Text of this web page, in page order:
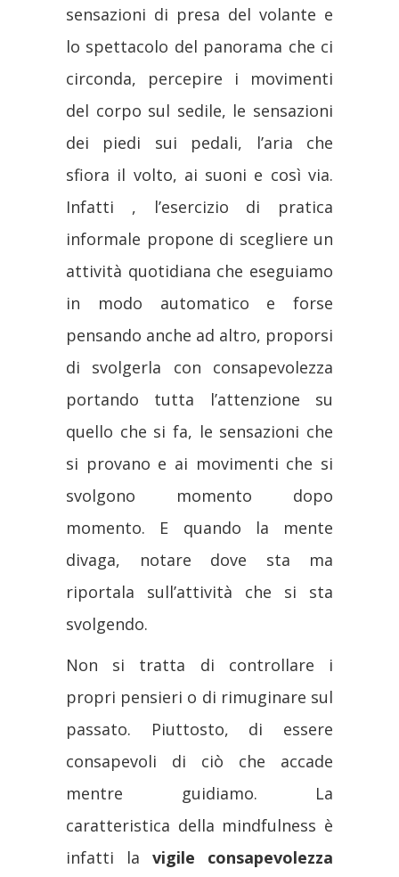
sensazioni di presa del volante e
lo spettacolo del panorama che ci
circonda, percepire i movimenti
del corpo sul sedile, le sensazioni
dei piedi sui pedali, l’aria che
sfiora il volto, ai suoni e così via.
Infatti , l’esercizio di pratica
informale propone di scegliere un
attività quotidiana che eseguiamo
in modo automatico e forse
pensando anche ad altro, proporsi
di svolgerla con consapevolezza
portando tutta l’attenzione su
quello che si fa, le sensazioni che
si provano e ai movimenti che si
svolgono momento dopo
momento. E quando la mente
divaga, notare dove sta ma
riportala sull’attività che si sta
svolgendo.
Non si tratta di controllare i
propri pensieri o di rimuginare sul
passato. Piuttosto, di essere
consapevoli di ciò che accade
mentre guidiamo. La
caratteristica della mindfulness è
infatti la vigile consapevolezza